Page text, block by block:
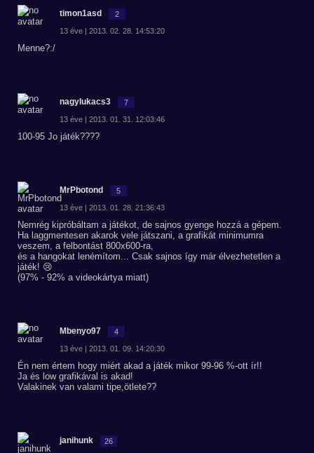
timon1asd 2
13 éve | 2013. 02. 28. 14:53:20
Menne?:/
nagylukacs3 7
13 éve | 2013. 01. 31. 12:03:46
100-95 Jo játék????
MrPbotond 5
13 éve | 2013. 01. 28. 21:36:43
Nemrég kipróbáltam a játékot, de sajnos gyenge hozzá a gépem.
Ha laggmentesen akarok vele játszani, a grafikát minimumra
veszem, a felbontást 800x600-ra,
és a hangokat lenémítom... Csak sajnos így már élvezhetetlen a
játék! 😢
(97% - 92% a videokártya miatt)
Mbenyo97 4
13 éve | 2013. 01. 09. 14:20:30
Én nem értem hogy miért akad a játék mikor 99-96 %-ott ír!!
Ja és low grafikával is akad!
Valakinek van valami tipe,ötlete??
janihunk 26